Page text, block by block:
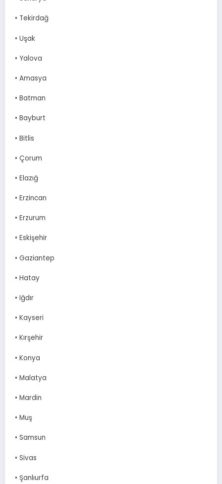
• Tekirdağ
• Uşak
• Yalova
• Amasya
• Batman
• Bayburt
• Bitlis
• Çorum
• Elazığ
• Erzincan
• Erzurum
• Eskişehir
• Gaziantep
• Hatay
• Iğdır
• Kayseri
• Kırşehir
• Konya
• Malatya
• Mardin
• Muş
• Samsun
• Sivas
• Şanlıurfa